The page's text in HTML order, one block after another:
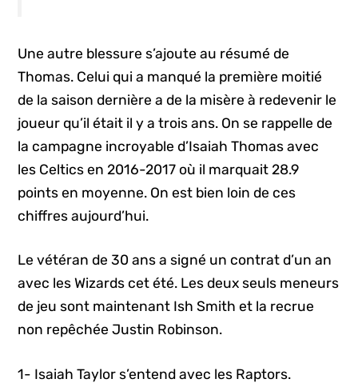
Une autre blessure s’ajoute au résumé de
Thomas. Celui qui a manqué la première moitié
de la saison dernière a de la misère à redevenir le
joueur qu’il était il y a trois ans. On se rappelle de
la campagne incroyable d’Isaiah Thomas avec
les Celtics en 2016-2017 où il marquait 28.9
points en moyenne. On est bien loin de ces
chiffres aujourd’hui.
Le vétéran de 30 ans a signé un contrat d’un an
avec les Wizards cet été. Les deux seuls meneurs
de jeu sont maintenant Ish Smith et la recrue
non repêchée Justin Robinson.
1- Isaiah Taylor s’entend avec les Raptors.